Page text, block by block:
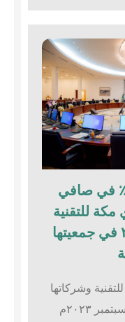
ارتفاع ١٤٦٪؜ في صافي
مكة للتقنية
تعتمد ميزانية ٢٠٢٢ في جمعيتها
وشركاتها
التابعة يوم الأربعاء ١٣سبتمبر ٢٠٢٣م